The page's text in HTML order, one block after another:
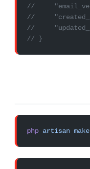
//
//
//
// }
php artisan